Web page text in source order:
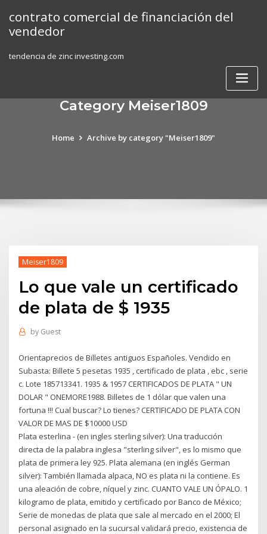
content
contrato comercial de financiación del
vendedor
tendencia de zinc investing.com
Category Meiser1809
Home Archive by category "Meiser1809"
Meiser1809
Lo que vale un certificado
de plata de $ 1935
by Guest
Orientaprecios de Billetes antiguos Españoles. Vendido en
Subasta: Billete 5 pesetas 1935 , certificado de plata , ebc , serie
c. Lote 185713341. 1935 & 1957 CERTIFICADOS DE PLATA " UN
DOLAR " ONEMORE1988. Billetes de 1 dólar que valen una
fortuna !!! Cual buscar? Lo tienes? CERTIFICADO DE PLATA CON
VALOR DE MAS DE $10000 USD
Plata esterlina - (en ingles sterling silver): Una traducción
directa de la palabra inglesa "sterling silver", es lo mismo que
plata de primera ley 925. Plata alemana (en inglés German
silver): También llamada alpaca, NO es plata ni la contiene. Es
una aleación de cobre, níquel y zinc. CUANTO VALE UN ÓPALO. 1
kilogramo de plata, emitido y certificado por Banco de México;
Serie de monedas de plata que sale al mercado en el 2000; El
personal asignado en la sucursal validará precio, existencia de